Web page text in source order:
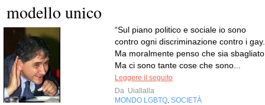
modello unico
“Sul piano politico e sociale io sono
contro ogni discriminazione contro i gay.
Ma moralmente penso che sia
Ma ci sono tante cose che sono...
Leggere il seguito
Da Uiallalla
MONDO LGBTQ SOCIETÀ